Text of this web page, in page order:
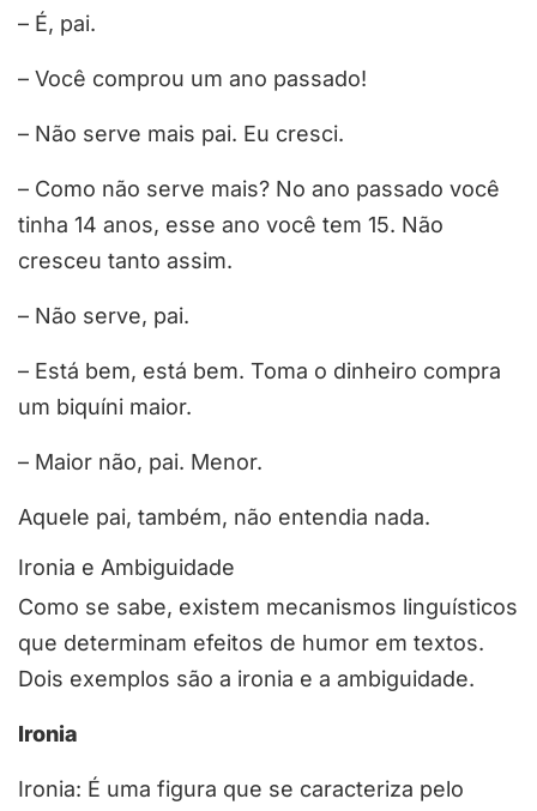
– É, pai.
– Você comprou um ano passado!
– Não serve mais pai. Eu cresci.
– Como não serve mais? No ano passado você
tinha 14 anos, esse ano você tem 15. Não
cresceu tanto assim.
– Não serve, pai.
– Está bem, está bem. Toma o dinheiro compra
um biquíni maior.
– Maior não, pai. Menor.
Aquele pai, também, não entendia nada.
Ironia e Ambiguidade
Como se sabe, existem mecanismos linguísticos
que determinam efeitos de humor em textos.
Dois exemplos são a ironia e a ambiguidade.
Ironia
Ironia: É uma figura que se caracteriza pelo